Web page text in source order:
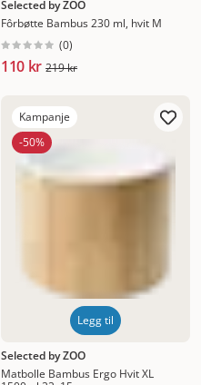
Selected by ZOO
Fôrbøtte Bambus 230 ml, hvit M
(0)
110 kr 219 kr
Kampanje
-50%
Legg til
Selected by ZOO
Matbolle Bambus Ergo Hvit XL